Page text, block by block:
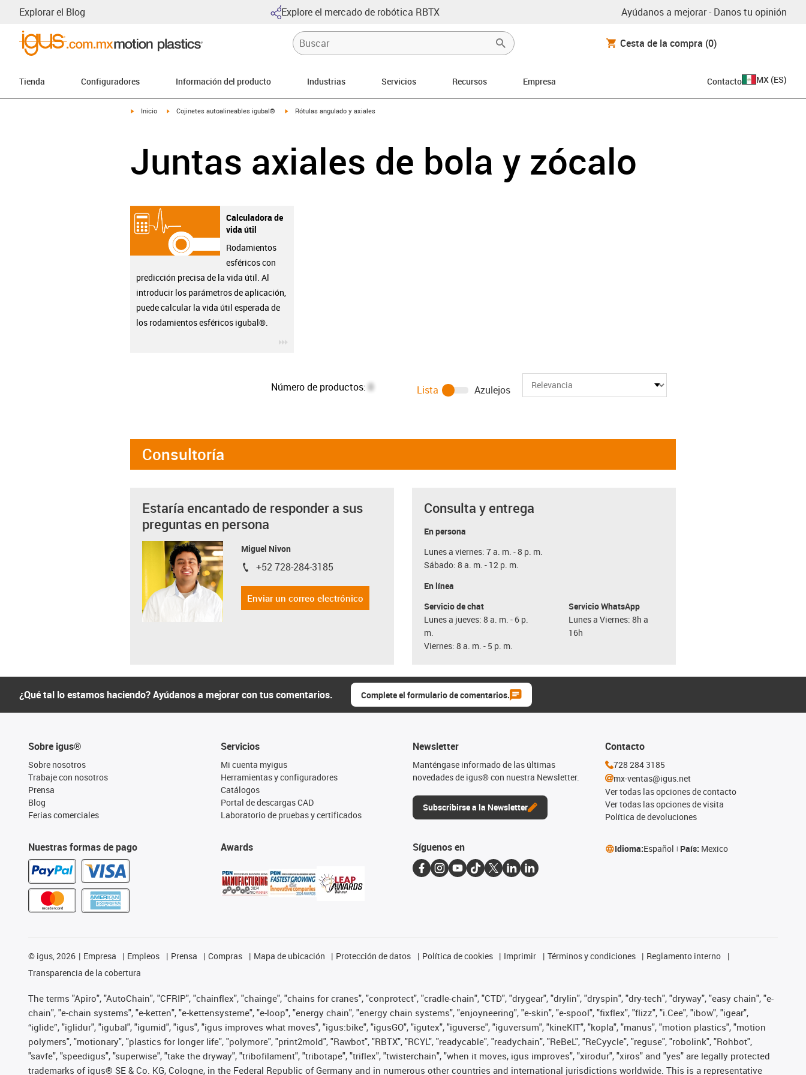
Explorar el Blog Explore el mercado de robótica RBTX Ayúdanos a mejorar - Danos tu opinión
Cesta de la compra (0)
Tienda Configuradores Información del producto Industrias Servicios Recursos Empresa Contacto MX (ES)
igus-icon-arrow-right
Inicio igus-icon-arrow-right
Cojinetes autoalineables igubal® igus-icon-arrow-right
Rótulas angulado y axiales
Juntas axiales de bola y zócalo
Calculadora de
vida útil
Rodamientos
esféricos con
predicción precisa de la vida útil. Al
introducir los parámetros de aplicación,
puede calcular la vida útil esperada de
los rodamientos esféricos igubal®.
Número de productos: 0 Lista Azulejos
Consultoría
Estaría encantado de responder a sus
preguntas en persona
Miguel Nivon
igus-icon-phone
+52 728-284-3185
Enviar un correo electrónico
Consulta y entrega
En persona
Lunes a viernes: 7 a. m. - 8 p. m.
Sábado: 8 a. m. - 12 p. m.
En línea
Servicio de chat
Lunes a jueves: 8 a. m. - 6 p.
m.
Viernes: 8 a. m. - 5 p. m.
Servicio WhatsApp
Lunes a Viernes: 8h a
16h
¿Qué tal lo estamos haciendo? Ayúdanos a mejorar con tus comentarios. Complete el formulario de comentarios.
Sobre igus®
Sobre nosotros
Trabaje con nosotros
Prensa
Blog
Ferias comerciales
Nuestras formas de pago
Servicios
Mi cuenta myigus
Herramientas y configuradores
Catálogos
Portal de descargas CAD
Laboratorio de pruebas y certificados
Awards
Newsletter
Manténgase informado de las últimas
novedades de igus® con nuestra Newsletter.
Subscribirse a la Newsletter
Contacto
728 284 3185
mx-ventas@igus.net
Ver todas las opciones de contacto
Ver todas las opciones de visita
Política de devoluciones
Síguenos en Idioma:Español País: Mexico
© igus, 2026 Empresa Empleos Prensa Compras Mapa de ubicación Protección de datos Política de cookies Imprimir Términos y condiciones
Reglamento interno
Transparencia de la cobertura
The terms "Apiro", "AutoChain", "CFRIP", "chainflex", "chainge", "chains for cranes", "conprotect", "cradle-chain", "CTD", "drygear", "drylin", "dryspin", "dry-tech", "dryway", "easy chain", "e-
chain", "e-chain systems", "e-ketten", "e-kettensysteme", "e-loop", "energy chain", "energy chain systems", "enjoyneering", "e-skin", "e-spool", "fixflex", "flizz", "i.Cee", "ibow", "igear",
“iglide”, "iglidur", "igubal", "igumid", "igus", "igus improves what moves", "igus:bike", "igusGO", "igutex", "iguverse", "iguversum", "kineKIT", "kopla", "manus", "motion plastics", "motion
polymers", "motionary", "plastics for longer life", "polymore", "print2mold", "Rawbot", "RBTX", "RCYL", "readycable", "readychain", "ReBeL", "ReCyycle", "reguse", "robolink", "Rohbot",
"savfe", "speedigus", "superwise", "take the dryway", "tribofilament", "tribotape", "triflex", "twisterchain", "when it moves, igus improves", "xirodur", "xiros" and "yes" are legally protected
trademarks of igus® SE & Co. KG, Cologne, in the Federal Republic of Germany and in numerous other countries and international jurisdictions worldwide. This is a representative